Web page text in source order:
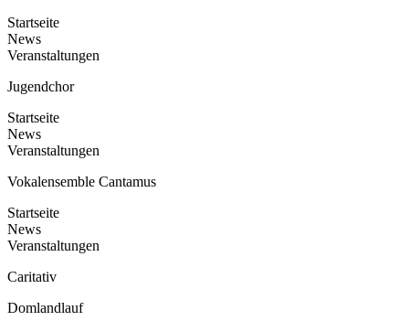
Startseite
News
Veranstaltungen
Jugendchor
Startseite
News
Veranstaltungen
Vokalensemble Cantamus
Startseite
News
Veranstaltungen
Caritativ
Domlandlauf